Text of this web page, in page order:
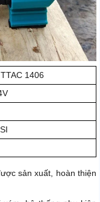
1406
sản xuất, hoàn thiện